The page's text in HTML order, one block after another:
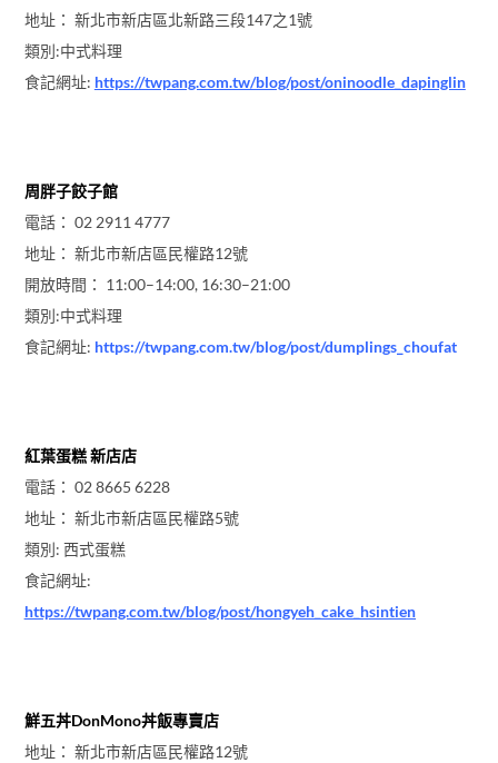
地址： 新北市新店區北新路三段147之1號
類別:中式料理
食記網址: https://twpang.com.tw/blog/post/oninoodle_dapinglin
周胖子餃子館
電話： 02 2911 4777
地址： 新北市新店區民權路12號
開放時間： 11:00–14:00, 16:30–21:00
類別:中式料理
食記網址: https://twpang.com.tw/blog/post/dumplings_choufat
紅葉蛋糕 新店店
電話： 02 8665 6228
地址： 新北市新店區民權路5號
類別: 西式蛋糕
食記網址:
https://twpang.com.tw/blog/post/hongyeh_cake_hsintien
鮮五丼DonMono丼飯專賣店
地址： 新北市新店區民權路12號